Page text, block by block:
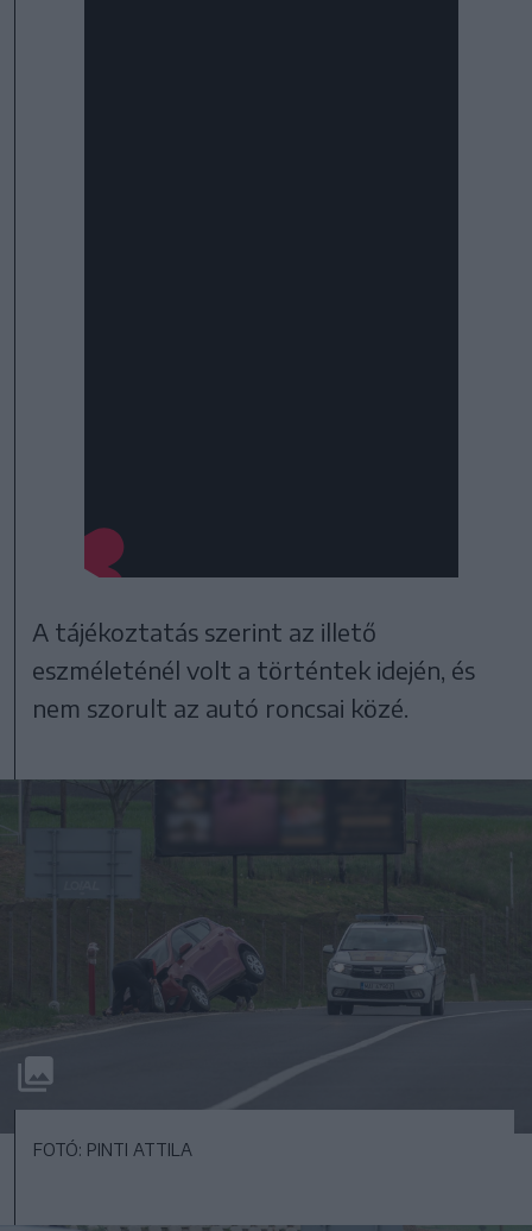
A tájékoztatás szerint az illető
eszméleténél volt a történtek idején, és
nem szorult az autó roncsai közé.
FOTÓ: PINTI ATTILA